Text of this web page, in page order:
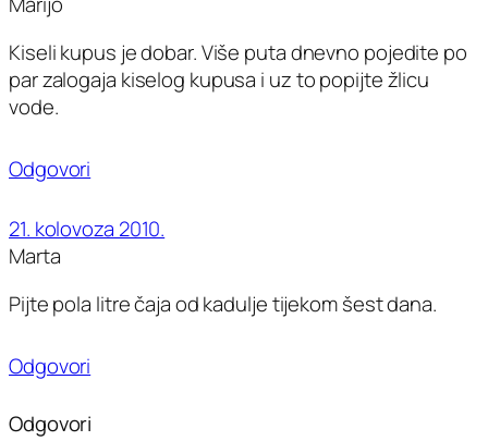
Kiseli kupus je dobar. Više puta dnevno pojedite po
par zalogaja kiselog kupusa i uz to popijte žlicu
vode.
Odgovori
21. kolovoza 2010.
Marta
Pijte pola litre čaja od kadulje tijekom šest dana.
Odgovori
Odgovori